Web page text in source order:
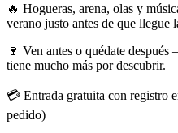
🔥 Hogueras, arena, olas y
verano justo antes de que llegue
🍷 Ven antes o quédate
tiene mucho más por descubrir.
💳 Entrada gratuita con registro
pedido)